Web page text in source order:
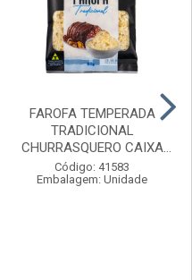
FAROFA TEMPERADA
TRADICIONAL
CHURRASQUERO CAIXA
30X50G
Código: 41583
Embalagem: Unidade